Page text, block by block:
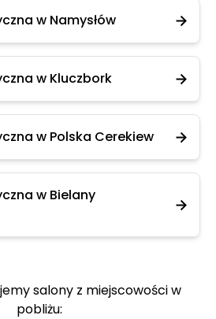
w Namysłów
w Kluczbork
w Polska Cerekiew
w Bielany
salony z miejscowości w
pobliżu: